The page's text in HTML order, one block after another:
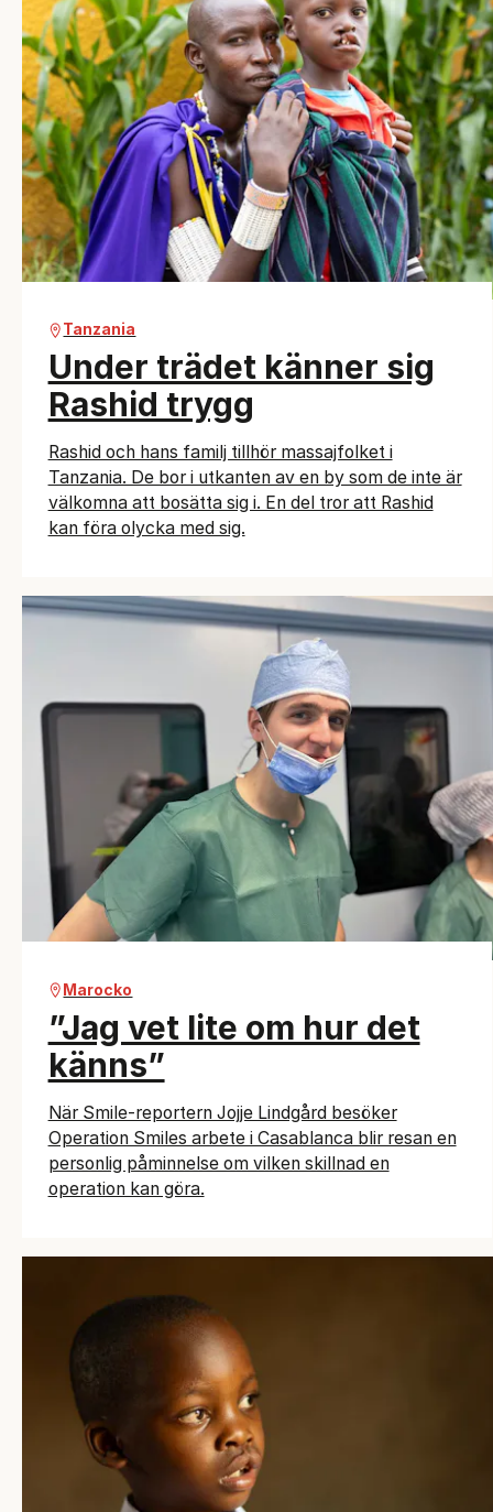
Tanzania
Under trädet känner sig
Rashid trygg
Rashid och hans familj tillhör massajfolket i
Tanzania. De bor i utkanten av en by som de inte är
välkomna att bosätta sig i. En del tror att Rashid
kan föra olycka med sig.
Marocko
”Jag vet lite om hur det
känns”
När Smile-reportern Jojje Lindgård besöker
Operation Smiles arbete i Casablanca blir resan en
personlig påminnelse om vilken skillnad en
operation kan göra.